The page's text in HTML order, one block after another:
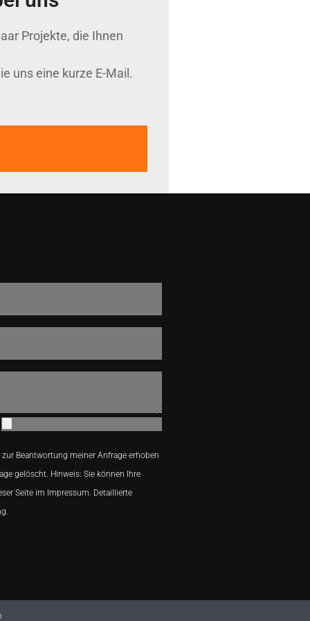
Projekte, die Ihnen
uns eine kurze E-Mail.
Beantwortung meiner Anfrage erhoben
gelöscht. Hinweis: Sie können Ihre
Seite im Impressum. Detaillierte